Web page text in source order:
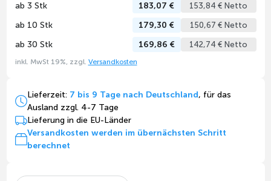
ab 3 Stk 183,07 € 153,84 € Netto
ab 10 Stk 179,30 € 150,67 € Netto
ab 30 Stk 169,86 € 142,74 € Netto
inkl. MwSt 19%, zzgl. Versandkosten
Lieferzeit: 7 bis 9 Tage nach Deutschland, für das
Ausland zzgl. 4-7 Tage
Lieferung in die EU-Länder
Versandkosten werden im übernächsten Schritt
berechnet